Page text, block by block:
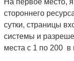
На первое место,
стороннего
сутки, страницы
системы и
места с 1 по 200 в